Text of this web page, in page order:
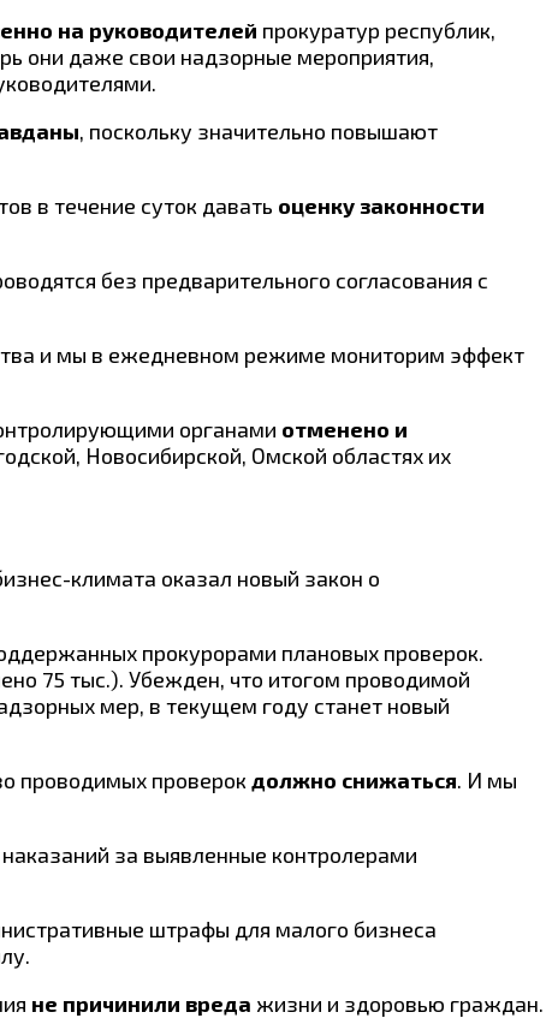
на руководителей прокуратур республик,
они даже свои надзорные мероприятия,
, поскольку значительно повышают
в течение суток давать оценку законности
без предварительного согласования с
и мы в ежедневном режиме мониторим эффект
органами отменено и
Новосибирской, Омской областях их
климата оказал новый закон о
прокурорами плановых проверок.
75 тыс.). Убежден, что итогом проводимой
мер, в текущем году станет новый
проводимых проверок должно снижаться. И мы
за выявленные контролерами
штрафы для малого бизнеса
не причинили вреда жизни и здоровью граждан.